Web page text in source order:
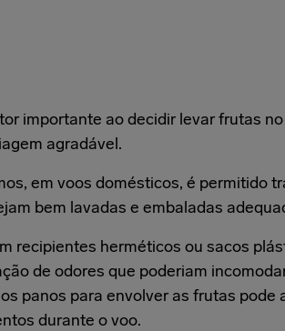
importante ao decidir levar frutas
agradável.
em voos domésticos, é permitido
bem lavadas e embaladas
recipientes herméticos ou sacos
de odores que poderiam
panos para envolver as frutas
durante o voo.